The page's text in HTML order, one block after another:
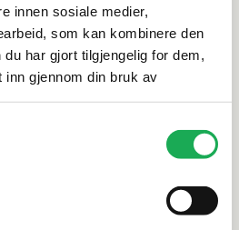
innen sosiale medier,
som kan kombinere den
har gjort tilgjengelig for dem,
gjennom din bruk av
FL 271
(85 mm),
TAPWELL